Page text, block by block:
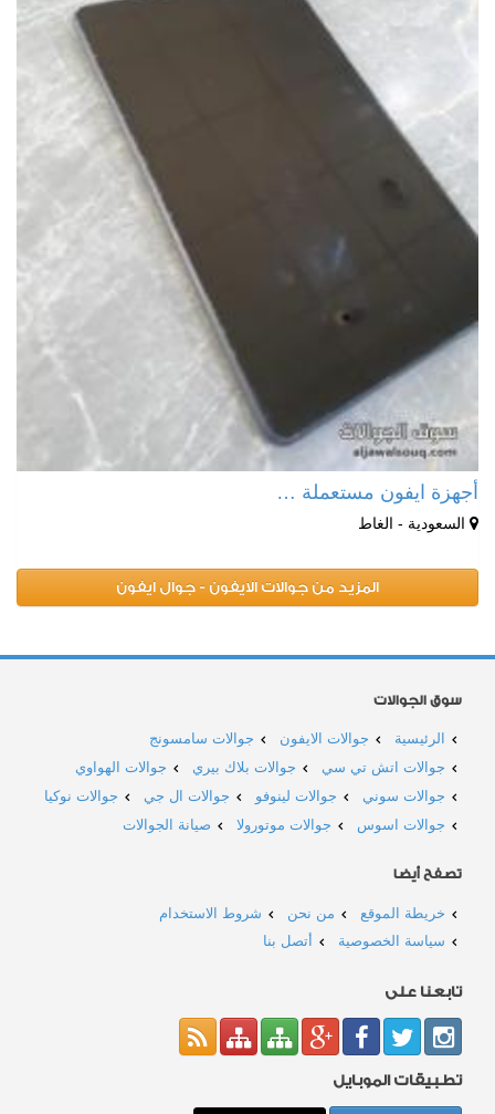
أجهزة ايفون مستعملة …
السعودية - الغاط
المزيد من جوالات الايفون - جوال ايفون
سوق الجوالات
الرئيسية جوالات الايفون
جوالات سامسونج
جوالات اتش تي سي
جوالات بلاك بيري
جوالات الهواوي
جوالات سوني
جوالات لينوفو جوالات ال جي
جوالات نوكيا
جوالات اسوس
جوالات موتورولا صيانة الجوالات
تصفح أيضا
خريطة الموقع من نحن
شروط الاستخدام
سياسة الخصوصية
أتصل بنا
تابعنا على
تطبيقات الموبايل